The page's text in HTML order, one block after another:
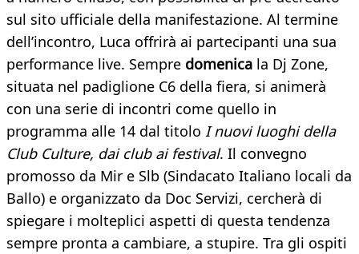
sul sito ufficiale della manifestazione. Al termine
dell’incontro, Luca offrirà ai partecipanti una sua
performance live. Sempre domenica la Dj Zone,
situata nel padiglione C6 della fiera, si animerà
con una serie di incontri come quello in
programma alle 14 dal titolo I nuovi luoghi della
Club Culture, dai club ai festival. Il convegno
promosso da Mir e Slb (Sindacato Italiano locali da
Ballo) e organizzato da Doc Servizi, cercherà di
spiegare i molteplici aspetti di questa tendenza
sempre pronta a cambiare, a stupire. Tra gli ospiti